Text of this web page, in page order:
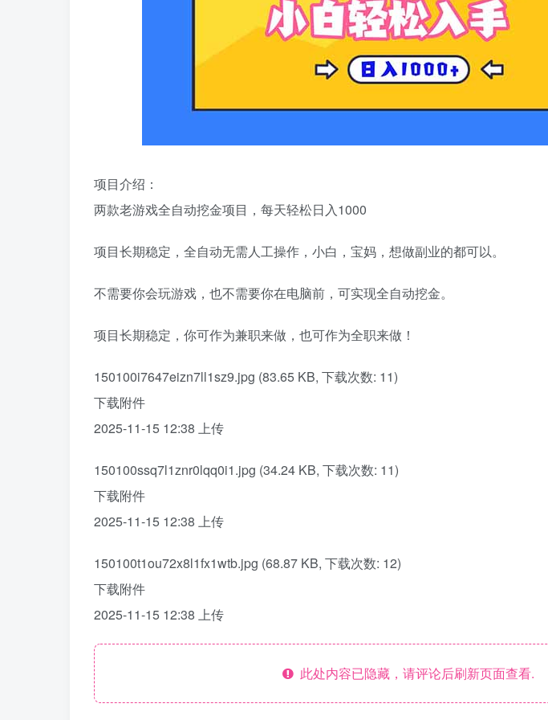
项目介绍：
两款老游戏全自动挖金项目，每天轻松日入1000
项目长期稳定，全自动无需人工操作，小白，宝妈，想做副业的都可以。
不需要你会玩游戏，也不需要你在电脑前，可实现全自动挖金。
项目长期稳定，你可作为兼职来做，也可作为全职来做！
150100i7647eizn7ll1sz9.jpg (83.65 KB, 下载次数: 11)
下载附件
2025-11-15 12:38 上传
150100ssq7l1znr0lqq0i1.jpg (34.24 KB, 下载次数: 11)
下载附件
2025-11-15 12:38 上传
150100t1ou72x8l1fx1wtb.jpg (68.87 KB, 下载次数: 12)
下载附件
2025-11-15 12:38 上传
此处内容已隐藏，请评论后刷新页面查看.